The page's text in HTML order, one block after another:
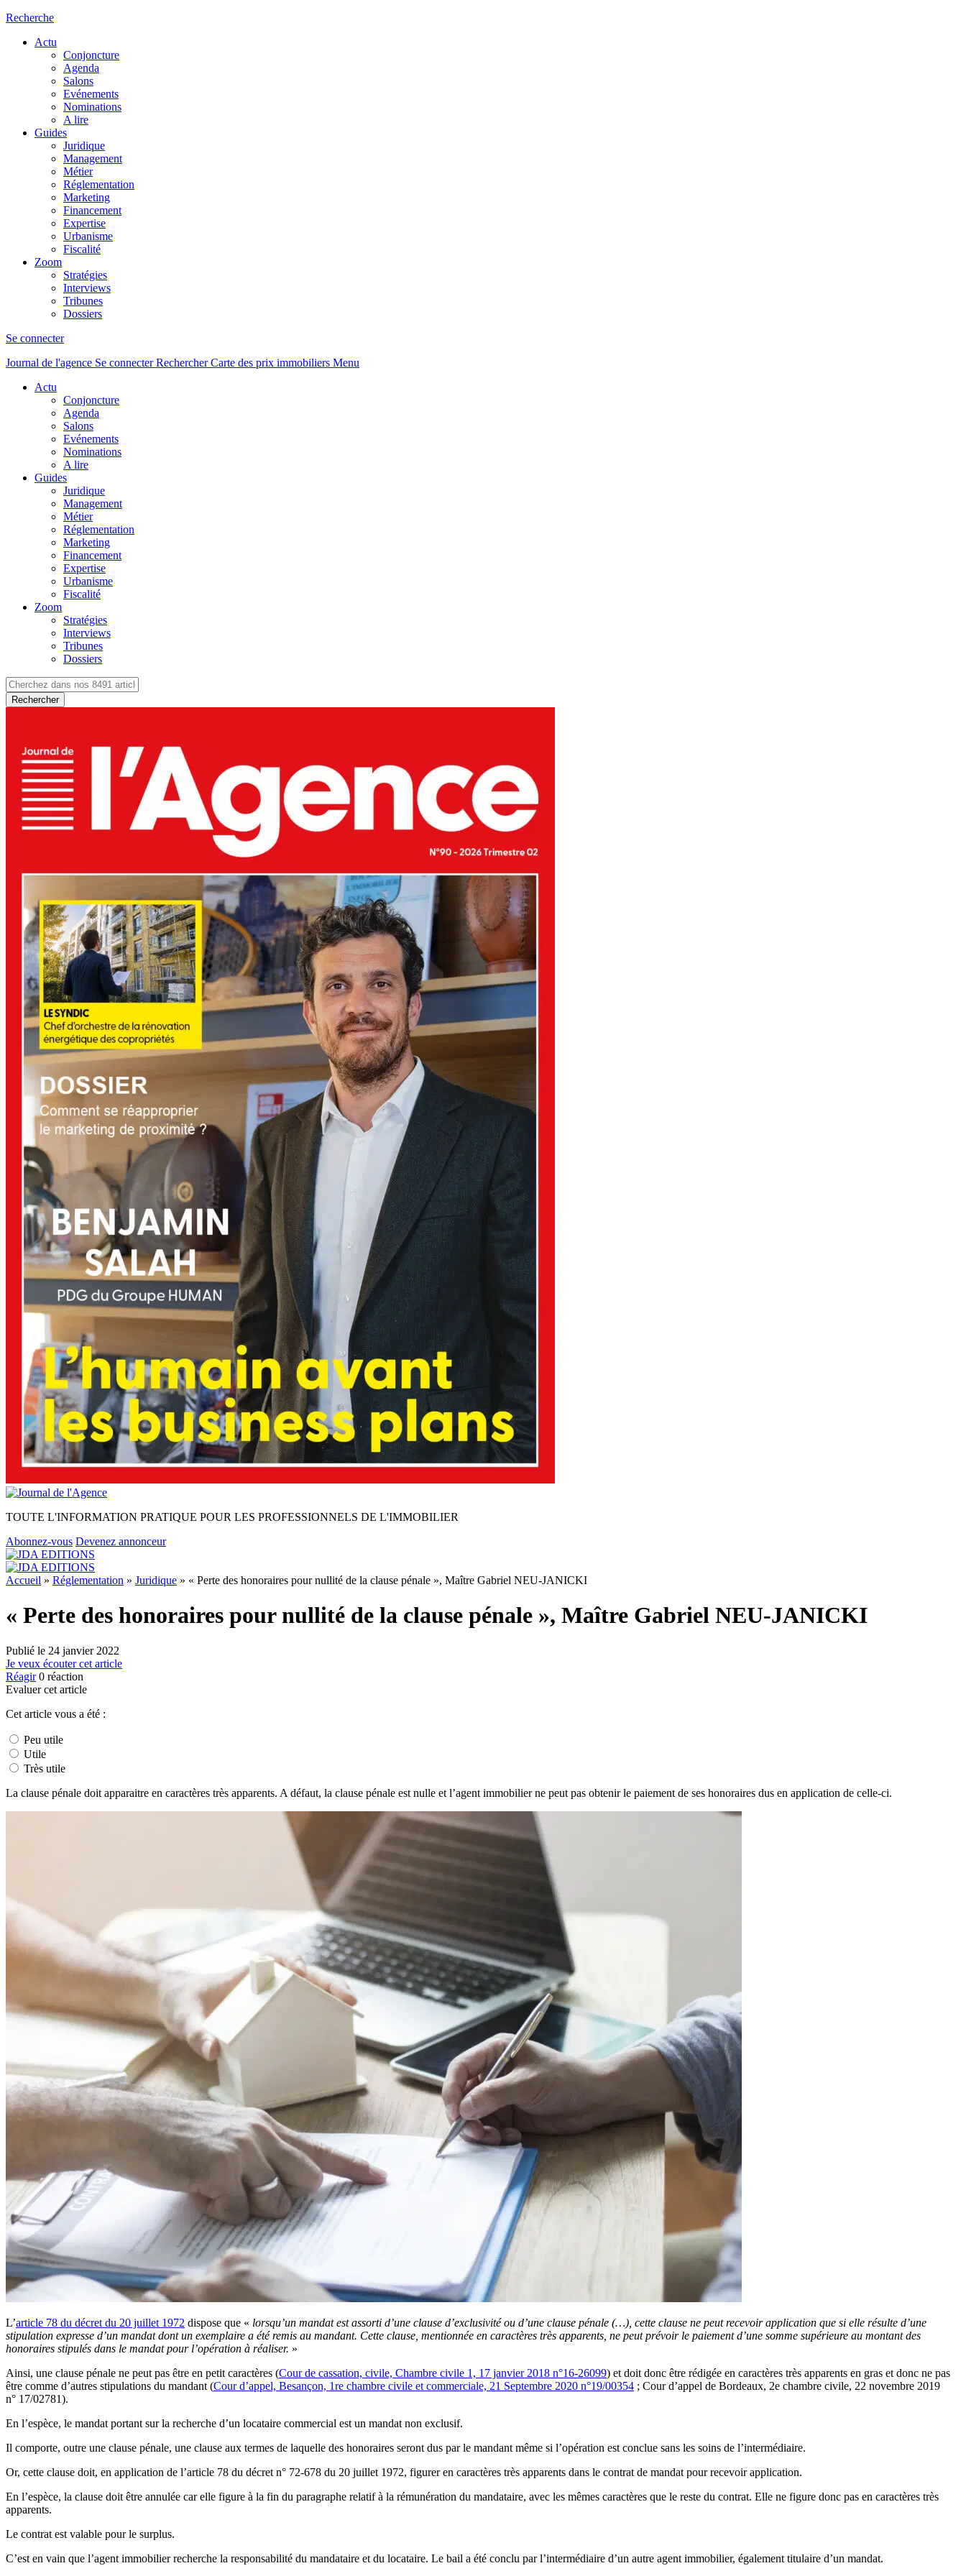
Recherche
Actu
Conjoncture
Agenda
Salons
Evénements
Nominations
A lire
Guides
Juridique
Management
Métier
Réglementation
Marketing
Financement
Expertise
Urbanisme
Fiscalité
Zoom
Stratégies
Interviews
Tribunes
Dossiers
Se connecter
Journal de l'agence Se connecterRechercher Carte des prix immobiliers Menu
Actu
Conjoncture
Agenda
Salons
Evénements
Nominations
A lire
Guides
Juridique
Management
Métier
Réglementation
Marketing
Financement
Expertise
Urbanisme
Fiscalité
Zoom
Stratégies
Interviews
Tribunes
Dossiers
Rechercher
TOUTE L'INFORMATION PRATIQUE POUR LES PROFESSIONNELS DE L'IMMOBILIER
Abonnez-vous Devenez annonceur
Accueil » Réglementation » Juridique » « Perte des honoraires pour nullité de la clause pénale », Maître Gabriel NEU-JANICKI
« Perte des honoraires pour nullité de la clause pénale », Maître Gabriel NEU-JANICKI
Publié le 24 janvier 2022
Je veux écouter cet article
Réagir 0 réaction
Evaluer cet article
Cet article vous a été :
Peu utile
Utile
Très utile
La clause pénale doit apparaitre en caractères très apparents. A défaut, la clause pénale est nulle et l’agent immobilier ne peut pas obtenir le paiement de ses honoraires dus en application de celle-ci.
L’article 78 du décret du 20 juillet 1972 dispose que « lorsqu’un mandat est assorti d’une clause d’exclusivité ou d’une clause pénale (…), cette clause ne peut recevoir application que si elle résulte d’une
stipulation expresse d’un mandat dont un exemplaire a été remis au mandant. Cette clause, mentionnée en caractères très apparents, ne peut prévoir le paiement d’une somme supérieure au montant des
honoraires stipulés dans le mandat pour l’opération à réaliser. »
Ainsi, une clause pénale ne peut pas être en petit caractères (Cour de cassation, civile, Chambre civile 1, 17 janvier 2018 n°16-26099) et doit donc être rédigée en caractères très apparents en gras et donc ne pas
être comme d’autres stipulations du mandant (Cour d’appel, Besançon, 1re chambre civile et commerciale, 21 Septembre 2020 n°19/00354 ; Cour d’appel de Bordeaux, 2e chambre civile, 22 novembre 2019
n° 17/02781).
En l’espèce, le mandat portant sur la recherche d’un locataire commercial est un mandat non exclusif.
Il comporte, outre une clause pénale, une clause aux termes de laquelle des honoraires seront dus par le mandant même si l’opération est conclue sans les soins de l’intermédiaire.
Or, cette clause doit, en application de l’article 78 du décret n° 72-678 du 20 juillet 1972, figurer en caractères très apparents dans le contrat de mandat pour recevoir application.
En l’espèce, la clause doit être annulée car elle figure à la fin du paragraphe relatif à la rémunération du mandataire, avec les mêmes caractères que le reste du contrat. Elle ne figure donc pas en caractères très
apparents.
Le contrat est valable pour le surplus.
C’est en vain que l’agent immobilier recherche la responsabilité du mandataire et du locataire. Le bail a été conclu par l’intermédiaire d’un autre agent immobilier, également titulaire d’un mandat.